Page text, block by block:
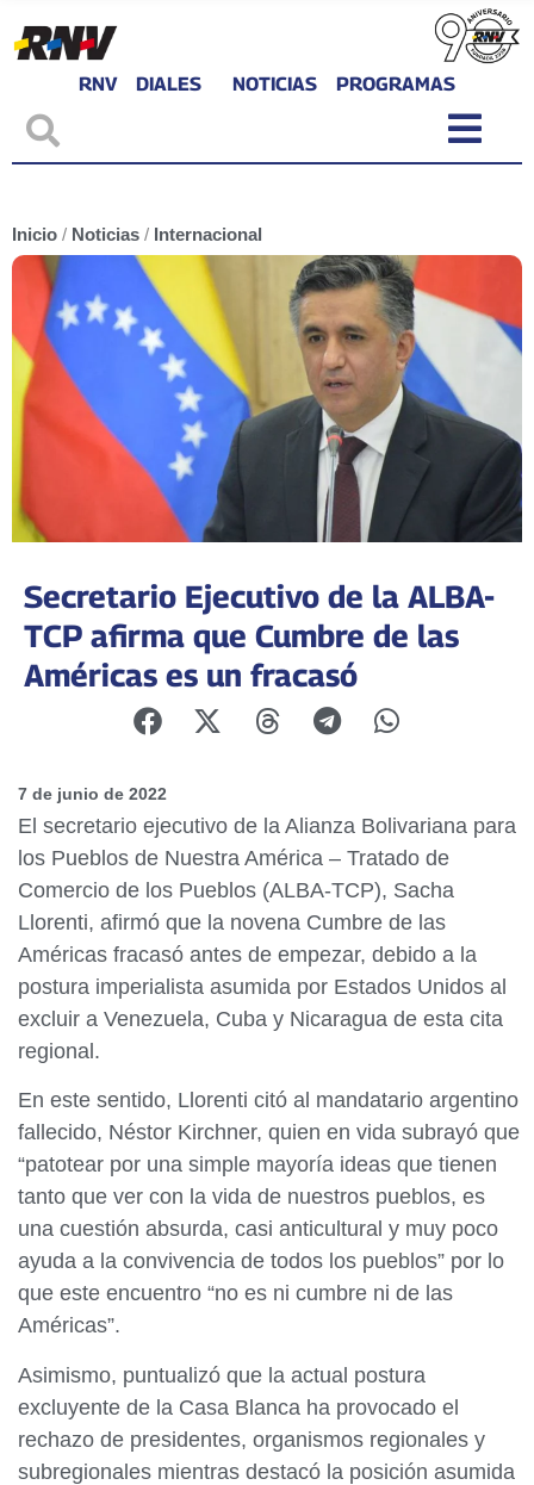
RNV DIALES NOTICIAS PROGRAMAS
Inicio / Noticias / Internacional
Secretario Ejecutivo de la ALBA-
TCP afirma que Cumbre de las
Américas es un fracasó
7 de junio de 2022
El secretario ejecutivo de la Alianza Bolivariana para
los Pueblos de Nuestra América – Tratado de
Comercio de los Pueblos (ALBA-TCP), Sacha
Llorenti, afirmó que la novena Cumbre de las
Américas fracasó antes de empezar, debido a la
postura imperialista asumida por Estados Unidos al
excluir a Venezuela, Cuba y Nicaragua de esta cita
regional.
En este sentido, Llorenti citó al mandatario argentino
fallecido, Néstor Kirchner, quien en vida subrayó que
“patotear por una simple mayoría ideas que tienen
tanto que ver con la vida de nuestros pueblos, es
una cuestión absurda, casi anticultural y muy poco
ayuda a la convivencia de todos los pueblos” por lo
que este encuentro “no es ni cumbre ni de las
Américas”.
Asimismo, puntualizó que la actual postura
excluyente de la Casa Blanca ha provocado el
rechazo de presidentes, organismos regionales y
subregionales mientras destacó la posición asumida